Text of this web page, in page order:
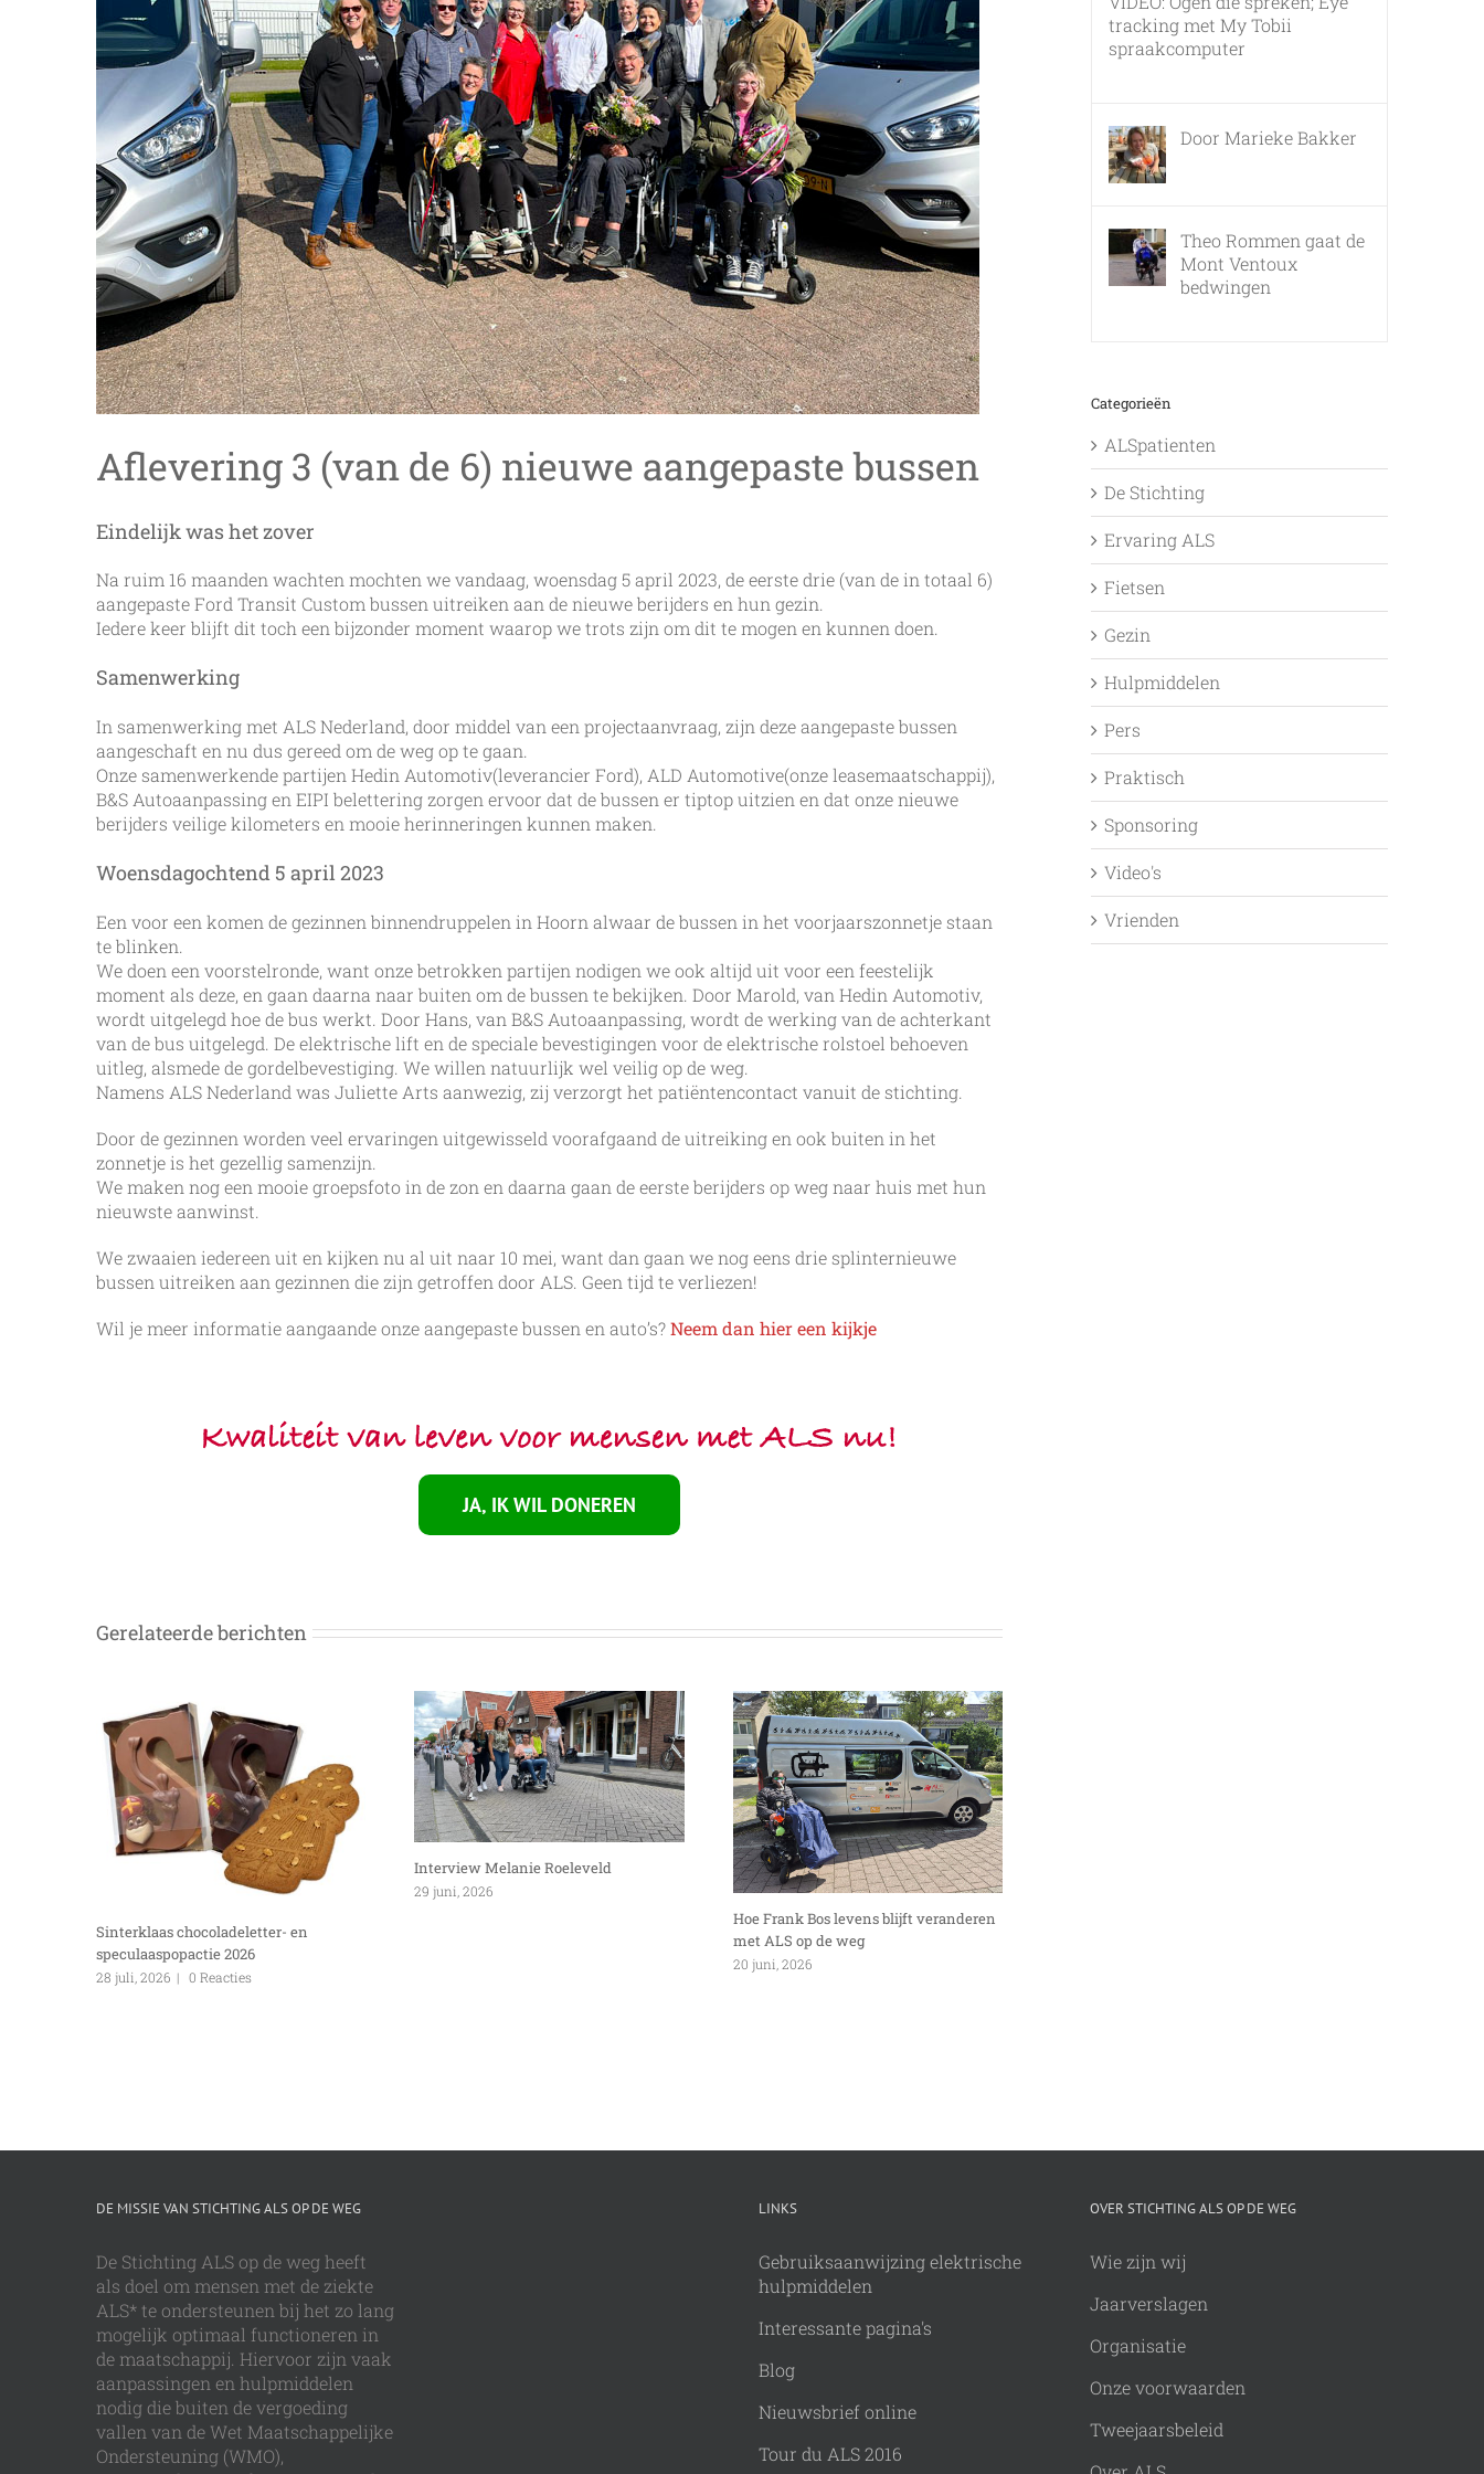
Aflevering 3 (van de 6) nieuwe aangepaste bussen
Eindelijk was het zover
Na ruim 16 maanden wachten mochten we vandaag, woensdag 5 april 2023, de eerste drie (van de in totaal 6)
aangepaste Ford Transit Custom bussen uitreiken aan de nieuwe berijders en hun gezin.
Iedere keer blijft dit toch een bijzonder moment waarop we trots zijn om dit te mogen en kunnen doen.
Samenwerking
In samenwerking met ALS Nederland, door middel van een projectaanvraag, zijn deze aangepaste bussen
aangeschaft en nu dus gereed om de weg op te gaan.
Onze samenwerkende partijen Hedin Automotiv(leverancier Ford), ALD Automotive(onze leasemaatschappij),
B&S Autoaanpassing en EIPI belettering zorgen ervoor dat de bussen er tiptop uitzien en dat onze nieuwe
berijders veilige kilometers en mooie herinneringen kunnen maken.
Woensdagochtend 5 april 2023
Een voor een komen de gezinnen binnendruppelen in Hoorn alwaar de bussen in het voorjaarszonnetje staan
te blinken.
We doen een voorstelronde, want onze betrokken partijen nodigen we ook altijd uit voor een feestelijk
moment als deze, en gaan daarna naar buiten om de bussen te bekijken. Door Marold, van Hedin Automotiv,
wordt uitgelegd hoe de bus werkt. Door Hans, van B&S Autoaanpassing, wordt de werking van de achterkant
van de bus uitgelegd. De elektrische lift en de speciale bevestigingen voor de elektrische rolstoel behoeven
uitleg, alsmede de gordelbevestiging. We willen natuurlijk wel veilig op de weg.
Namens ALS Nederland was Juliette Arts aanwezig, zij verzorgt het patiëntencontact vanuit de stichting.
Door de gezinnen worden veel ervaringen uitgewisseld voorafgaand de uitreiking en ook buiten in het
zonnetje is het gezellig samenzijn.
We maken nog een mooie groepsfoto in de zon en daarna gaan de eerste berijders op weg naar huis met hun
nieuwste aanwinst.
We zwaaien iedereen uit en kijken nu al uit naar 10 mei, want dan gaan we nog eens drie splinternieuwe
bussen uitreiken aan gezinnen die zijn getroffen door ALS. Geen tijd te verliezen!
Wil je meer informatie aangaande onze aangepaste bussen en auto’s?Neem dan hier een kijkje
JA, IK WIL DONEREN
Gerelateerde berichten
Sinterklaas chocoladeletter- en
speculaaspopactie 2026
28 juli, 2026 | 0 Reacties
Interview Melanie Roeleveld
29 juni, 2026
Hoe Frank Bos levens blijft veranderen
met ALS op de weg
20 juni, 2026
tracking met My Tobii
spraakcomputer
Door Marieke Bakker
Theo Rommen gaat de
Mont Ventoux
bedwingen
Categorieën
ALSpatienten
De Stichting
Ervaring ALS
Fietsen
Gezin
Hulpmiddelen
Pers
Praktisch
Sponsoring
Video's
Vrienden
DE MISSIE VAN STICHTING ALS OP DE WEG
De Stichting ALS op de weg heeft
als doel om mensen met de ziekte
ALS* te ondersteunen bij het zo lang
mogelijk optimaal functioneren in
de maatschappij. Hiervoor zijn vaak
aanpassingen en hulpmiddelen
nodig die buiten de vergoeding
vallen van de Wet Maatschappelijke
Ondersteuning (WMO),
LINKS
Gebruiksaanwijzing elektrische
hulpmiddelen
Interessante pagina's
Blog
Nieuwsbrief online
Tour du ALS 2016
OVER STICHTING ALS OP DE WEG
Wie zijn wij
Jaarverslagen
Organisatie
Onze voorwaarden
Tweejaarsbeleid